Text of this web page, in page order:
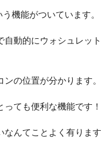
機能がついています。
動的にウォシュレット
の位置が分かります。
ても便利な機能です！
なんてことよく有ります